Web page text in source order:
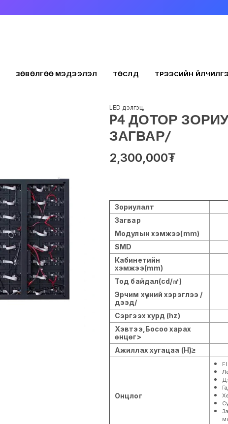
ЗӨВӨЛГӨӨ МЭДЭЭЛЭЛ ТӨСЛҮҮД ТҮРЭЭСИЙН
LED дэлгэц,
P4 ДОТОР
ЗАГВАР/
2,300,000₮
Зориулалт
Загвар
Модулын хэмжээ(mm)
SMD
Кабинетийн
хэмжээ(mm)
Тод байдал(cd/㎡)
Эрчим хүчний хэрэглээ /
дээд/
Сэргээх хурд (hz)
Хэвтээ,Босоо харах
өнцөг>
Ажиллах хугацаа (H)≥
Онцлог